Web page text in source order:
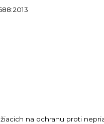
na ochranu proti